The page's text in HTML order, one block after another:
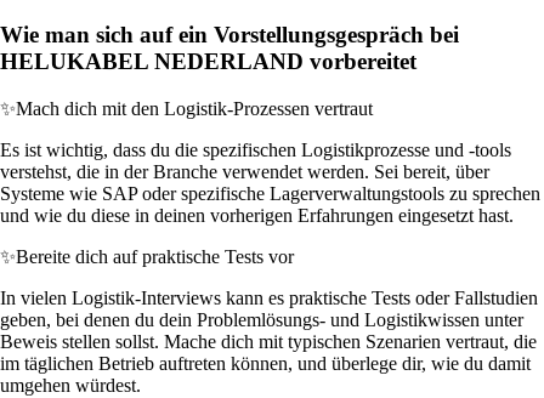
Wie man sich auf ein Vorstellungsgespräch bei
HELUKABEL NEDERLAND vorbereitet
✨Mach dich mit den Logistik-Prozessen vertraut
Es ist wichtig, dass du die spezifischen Logistikprozesse und -tools
verstehst, die in der Branche verwendet werden. Sei bereit, über
Systeme wie SAP oder spezifische Lagerverwaltungstools zu sprechen
und wie du diese in deinen vorherigen Erfahrungen eingesetzt hast.
✨Bereite dich auf praktische Tests vor
In vielen Logistik-Interviews kann es praktische Tests oder Fallstudien
geben, bei denen du dein Problemlösungs- und Logistikwissen unter
Beweis stellen sollst. Mache dich mit typischen Szenarien vertraut, die
im täglichen Betrieb auftreten können, und überlege dir, wie du damit
umgehen würdest.